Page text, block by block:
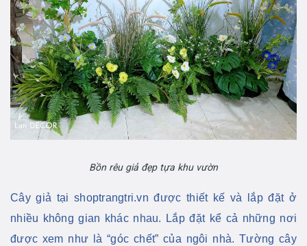
Bồn rêu giả đẹp tựa khu vườn
Cây giả tại shoptrangtri.vn được thiết kế và lắp đặt ở
nhiều không gian khác nhau. Lắp đặt kể cả những nơi
được xem như là “góc chết” của ngôi nhà. Tường cây